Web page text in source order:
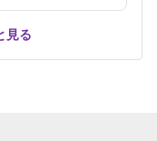
見る